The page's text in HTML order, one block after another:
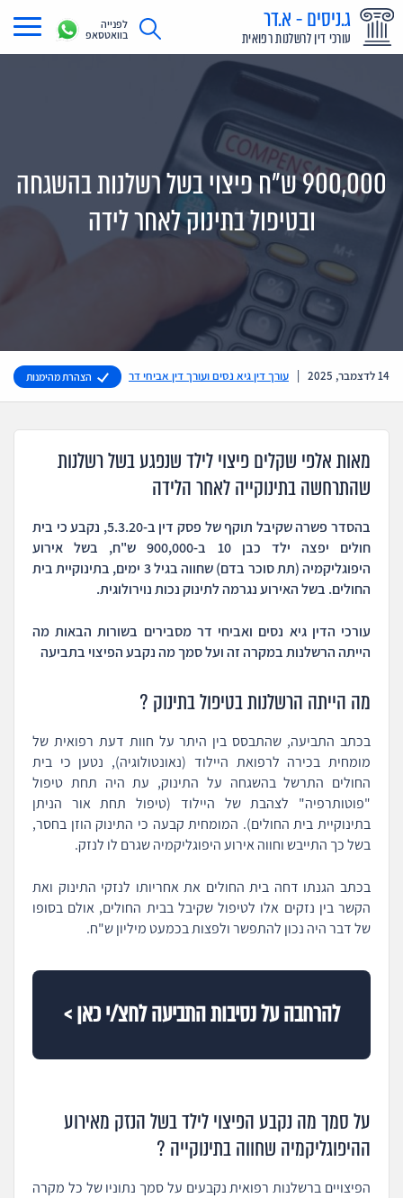
ג.ניסים - א.דר
עורכי דין לרשלנות רפואית
תחומי עיסוק
מדריך רשלנות רפואית
תביעת רשלנות רפואית
תביעות בתקשורת
אודות
צור קשר
לפנייה
בוואטסאפ
900,000 ש"ח פיצוי בשל רשלנות בהשגחה
ובטיפול בתינוק לאחר לידה
14 לדצמבר, 2025 עורך דין גיא נסים ועורך דין אביחי דר הצהרת מהימנות
מאות אלפי שקלים פיצוי לילד שנפגע בשל רשלנות
שהתרחשה בתינוקייה לאחר הלידה
בהסדר פשרה שקיבל תוקף של פסק דין ב-5.3.20, נקבע כי בית
חולים יפצה ילד כבן 10 ב-900,000 ש"ח, בשל אירוע
היפוגליקמיה (תת סוכר בדם) שחווה בגיל 3 ימים, בתינוקיית בית
החולים. בשל האירוע נגרמה לתינוק נכות נוירולוגית.
עורכי הדין גיא נסים ואביחי דר מסבירים בשורות הבאות מה
הייתה הרשלנות במקרה זה ועל סמך מה נקבע הפיצוי בתביעה
מה הייתה הרשלנות בטיפול בתינוק ?
בכתב התביעה, שהתבסס בין היתר על חוות דעת רפואית של
מומחית בכירה לרפואת היילוד (נאונטולוגיה), נטען כי בית
החולים התרשל בהשגחה על התינוק, עת היה תחת טיפול
"פוטותרפיה" לצהבת של היילוד (טיפול תחת אור הניתן
בתינוקיית בית החולים). המומחית קבעה כי התינוק הוזן בחסר,
בשל כך התייבש וחווה אירוע היפוגליקמיה שגרם לו לנזק.
בכתב הגנתו דחה בית החולים את אחריותו לנזקי התינוק ואת
הקשר בין נזקים אלו לטיפול שקיבל בבית החולים, אולם בסופו
של דבר היה נכון להתפשר ולפצות בכמעט מיליון ש"ח.
להרחבה על נסיבות התביעה לחצ/י כאן >
על סמך מה נקבע הפיצוי לילד בשל הנזק מאירוע
ההיפוגליקמיה שחווה בתינוקייה ?
הפיצויים ברשלנות רפואית נקבעים על סמך נתוניו של כל מקרה